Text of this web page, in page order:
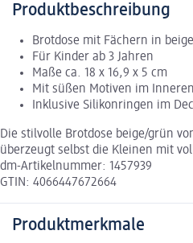
Produktbeschreibung
Brotdose mit Fächern in
Für Kinder ab 3 Jahren
Maße ca. 18 x 16,9 x 5 cm
Mit süßen Motiven im Inneren
Inklusive Silikonringen im
Die stilvolle Brotdose beige/grün
überzeugt selbst die Kleinen mit
dm-Artikelnummer: 1457939
GTIN: 4066447672664
Produktmerkmale